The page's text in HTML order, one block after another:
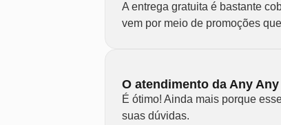
A entrega gratuita é bastante
vem por meio de promoções
O atendimento da Any
É ótimo! Ainda mais porque
suas dúvidas.